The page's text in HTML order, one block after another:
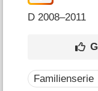
D 2008–2011
Familienserie